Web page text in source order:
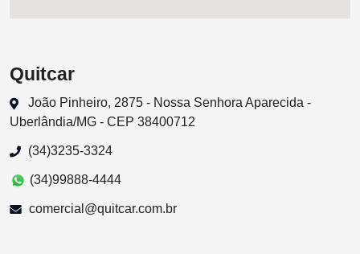
Quitcar
João Pinheiro, 2875 - Nossa Senhora Aparecida -
Uberlândia/MG - CEP 38400712
(34)3235-3324
(34)99888-4444
comercial@quitcar.com.br